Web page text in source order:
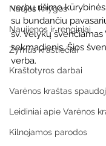
Naujos knygos
Naujienos ir renginiai
Žymūs kraštiečiai
Kraštotyros darbai
Varėnos kraštas
Leidiniai apie Varėnos
Kilnojamos parodos
verbų rišimo
su bundančiu
šv. Velykų švenčiamas
sekmadienis. Šios
verba.